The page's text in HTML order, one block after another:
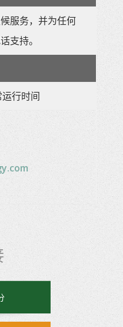
服务，并为任何
支持。
行时间